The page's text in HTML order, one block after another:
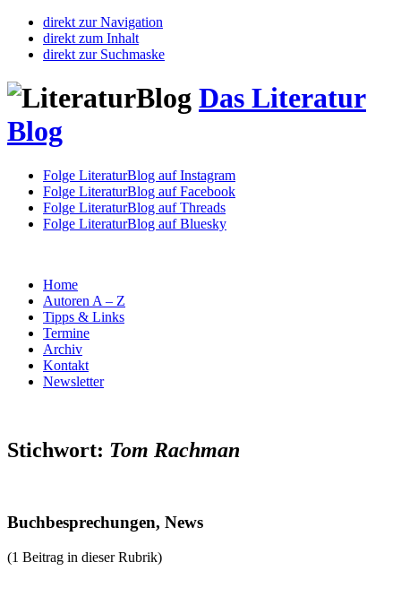
direkt zur Navigation
direkt zum Inhalt
direkt zur Suchmaske
Das Literatur
Blog
Folge LiteraturBlog auf Instagram
Folge LiteraturBlog auf Facebook
Folge LiteraturBlog auf Threads
Folge LiteraturBlog auf Bluesky
Home
Autoren A – Z
Tipps & Links
Termine
Archiv
Kontakt
Newsletter
Stichwort: Tom Rachman
Buchbesprechungen, News
(1 Beitrag in dieser Rubrik)